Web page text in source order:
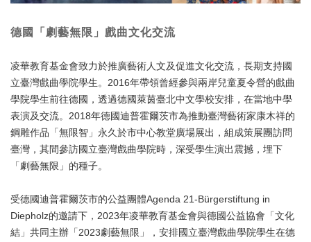
德國「劇藝無限」戲曲文化交流
凌華教育基金會致力於推廣藝術人文及促進文化交流，長期支持國
立臺灣戲曲學院學生。2016年帶領曾經參與兩岸兒童夏令營的戲曲
學院學生前往德國，透過德國萊茵臺北中文學校安排，在當地中學
表演及交流。2018年德國迪普霍爾茨市為推動臺灣藝術家康木祥的
鋼雕作品「無限智」永久於市中心教堂廣場展出，組成策展團訪問
臺灣，其間參訪國立臺灣戲曲學院時，深受學生演出震撼，埋下
「劇藝無限」的種子。
受德國迪普霍爾茨市的公益團體Agenda 21-Bürgerstiftung in
Diepholz的邀請下，2023年凌華教育基金會與德國公益協會「文化
結」共同主辦「2023劇藝無限」，安排國立臺灣戲曲學院學生在德